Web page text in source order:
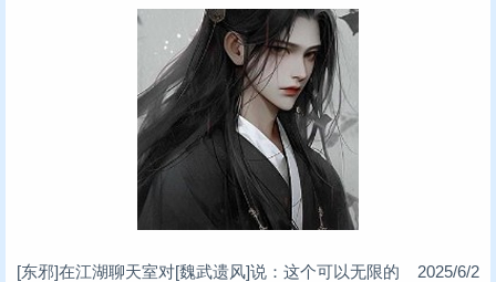
[东邪]在江湖聊天室对[魏武遗风]说：这个可以无限的 2025/6/2